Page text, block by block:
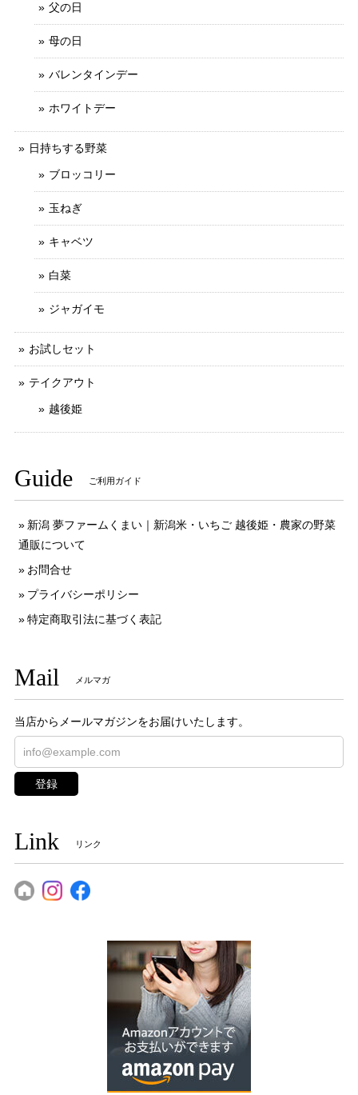
父の日
母の日
バレンタインデー
ホワイトデー
日持ちする野菜
ブロッコリー
玉ねぎ
キャベツ
白菜
ジャガイモ
お試しセット
テイクアウト
越後姫
Guide ご利用ガイド
新潟 夢ファームくまい｜新潟米・いちご 越後姫・農家の野菜
通販について
お問合せ
プライバシーポリシー
特定商取引法に基づく表記
Mail メルマガ
当店からメールマガジンをお届けいたします。
登録
Link リンク